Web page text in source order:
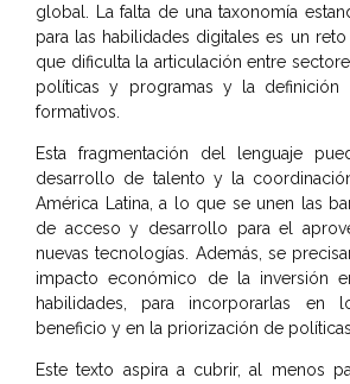
global. La falta de una taxonomía
para las habilidades digitales es un
que dificulta la articulación entre
políticas y programas y la definición
formativos.
Esta fragmentación del lenguaje
desarrollo de talento y la
América Latina, a lo que se unen las
de acceso y desarrollo para el
nuevas tecnologías. Además, se
impacto económico de la inversión
habilidades, para incorporarlas en
beneficio y en la priorización de
Este texto aspira a cubrir, al menos